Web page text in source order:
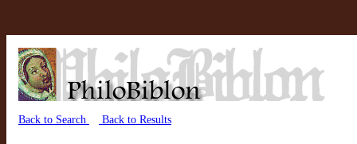
Back to Search Back to Results